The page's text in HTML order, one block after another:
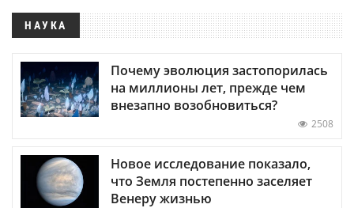
НАУКА
Почему эволюция застопорилась
на миллионы лет, прежде чем
внезапно возобновиться?
2508
Новое исследование показало,
что Земля постепенно заселяет
Венеру жизнью